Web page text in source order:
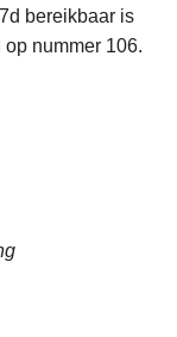
bereikbaar is
nummer 106.